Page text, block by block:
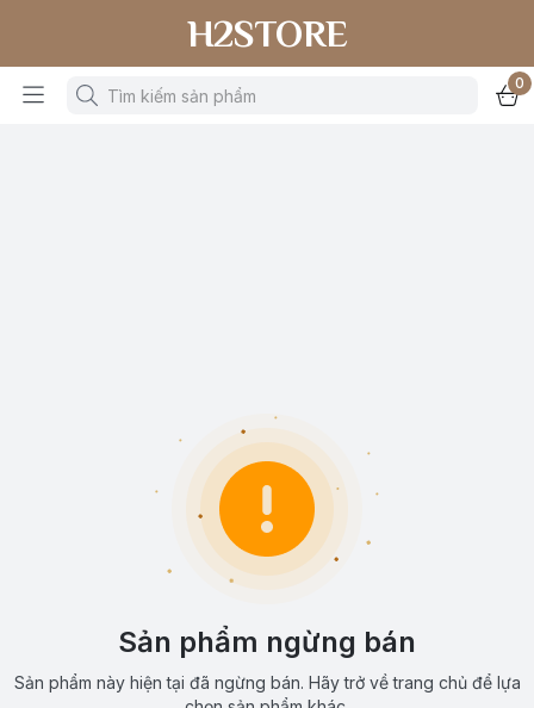
H2STORE
0
Sản phẩm ngừng bán
Sản phẩm này hiện tại đã ngừng bán. Hãy trở về trang chủ để lựa